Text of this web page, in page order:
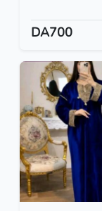
DA700